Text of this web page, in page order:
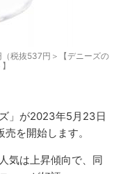
（税抜537円＞【デニーズの
」が2023年5月23日
を開始します。
気は上昇傾向で、同